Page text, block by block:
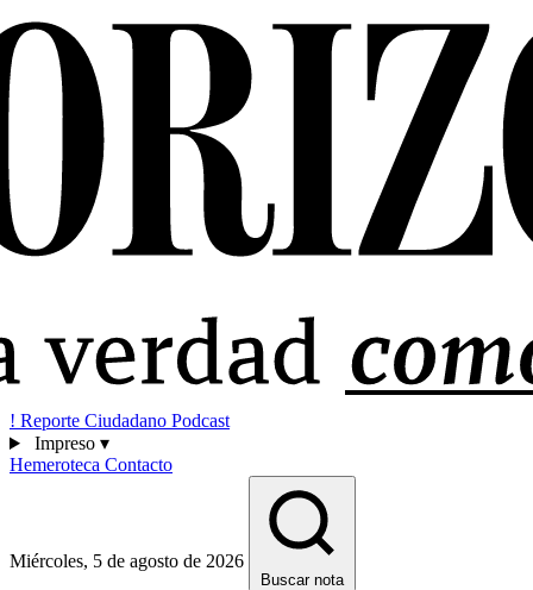
! Reporte Ciudadano Podcast
Impreso ▾
Hemeroteca Contacto
Miércoles, 5 de agosto de 2026
Buscar nota